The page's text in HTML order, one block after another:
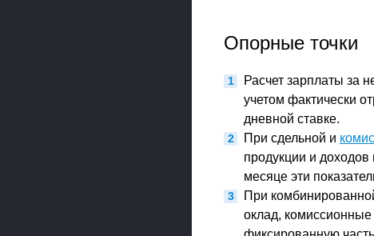
Опорные точки
Расчет зарплаты за
учетом фактически
дневной ставке.
При сдельной и
продукции и
месяце эти
При
оклад, комиссионные